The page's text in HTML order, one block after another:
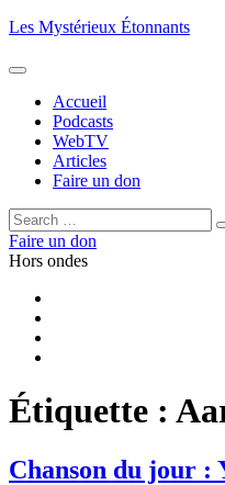
Aller
contenu
Les Mystérieux Étonnants
Accueil
Podcasts
WebTV
Articles
Faire un don
Rechercher :
Faire un don
Hors ondes
Étiquette :
Chanson du jour :